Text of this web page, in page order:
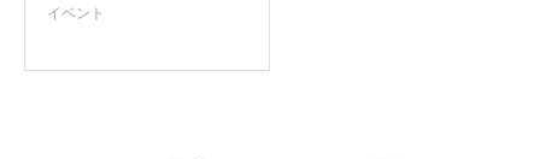
イベント